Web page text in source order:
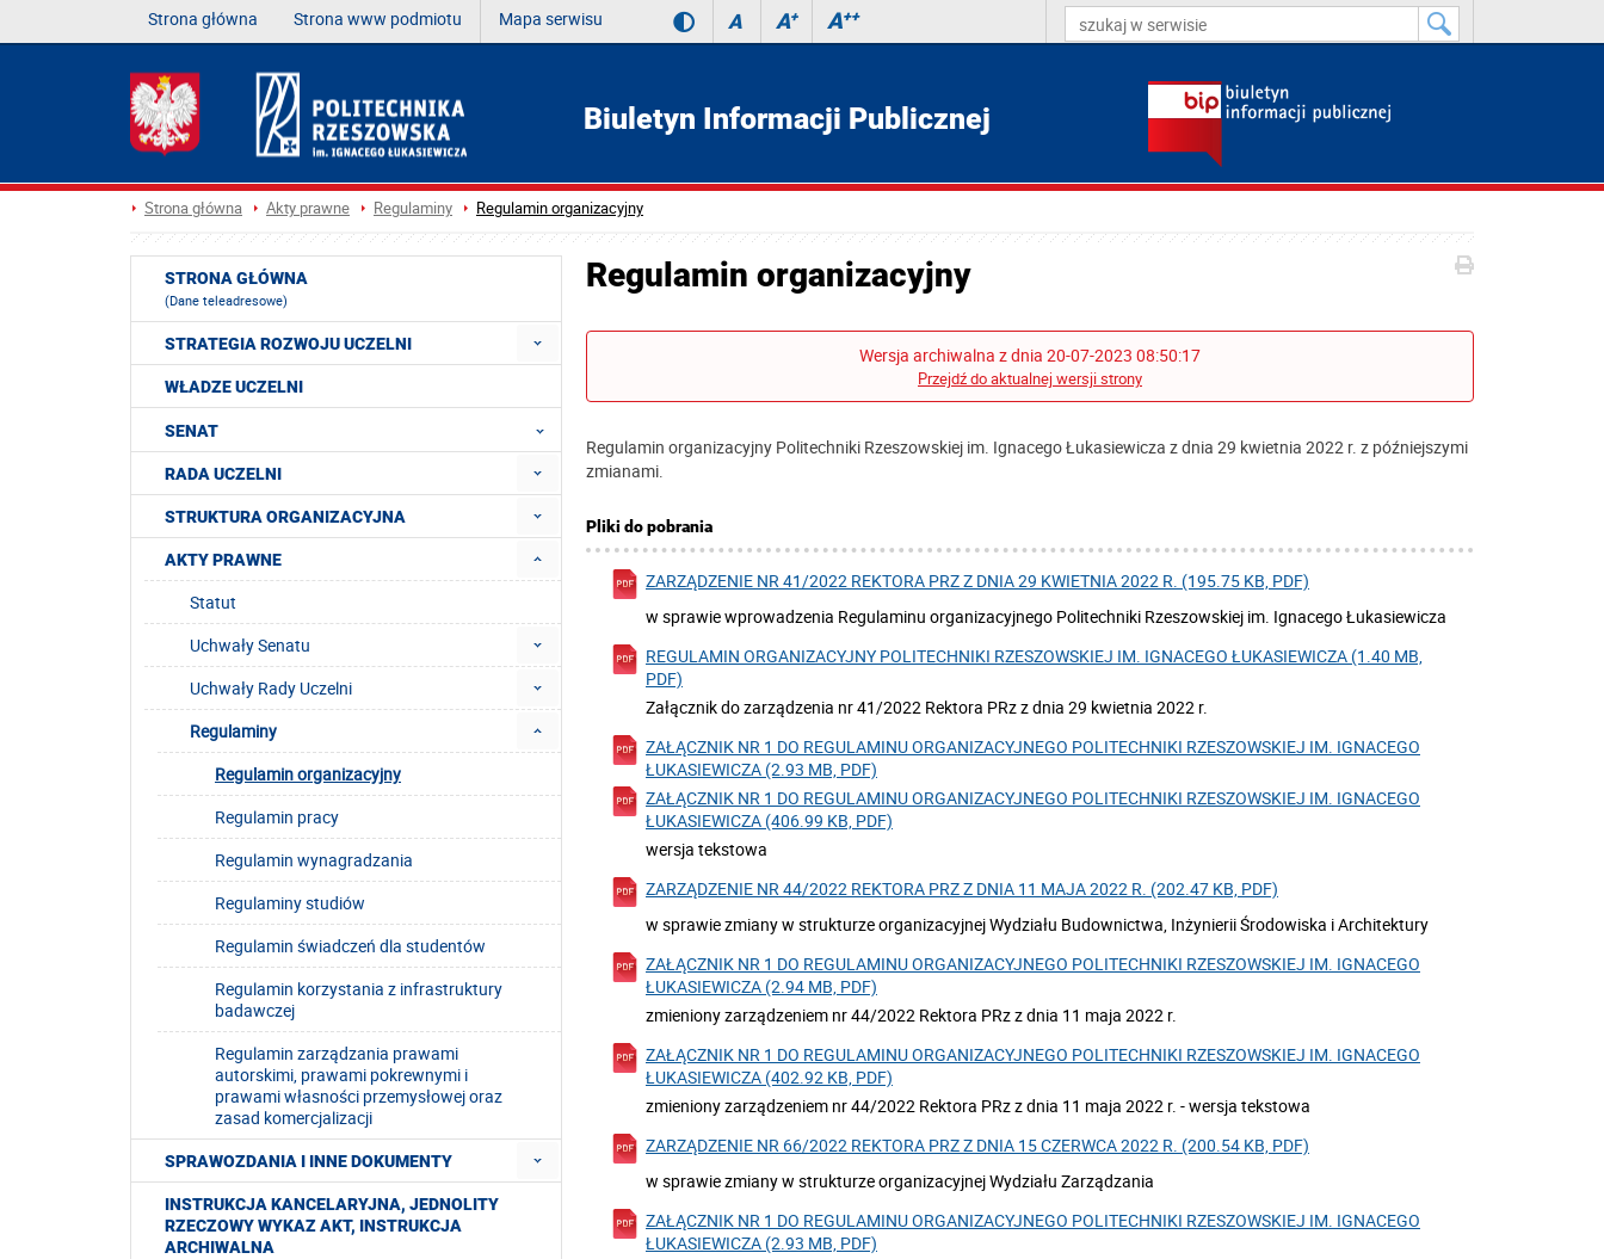
Strona główna Strona www podmiotu Mapa serwisu A A+ A++
Biuletyn Informacji Publicznej
Strona główna Akty prawne Regulaminy Regulamin organizacyjny
Regulamin organizacyjny
Wersja archiwalna z dnia 20-07-2023 08:50:17
Przejdź do aktualnej wersji strony
Regulamin organizacyjny Politechniki Rzeszowskiej im. Ignacego Łukasiewicza z dnia 29 kwietnia 2022 r. z późniejszymi
zmianami.
Pliki do pobrania
ZARZĄDZENIE NR 41/2022 REKTORA PRZ Z DNIA 29 KWIETNIA 2022 R. (195.75 KB, PDF)
w sprawie wprowadzenia Regulaminu organizacyjnego Politechniki Rzeszowskiej im. Ignacego Łukasiewicza
REGULAMIN ORGANIZACYJNY POLITECHNIKI RZESZOWSKIEJ IM. IGNACEGO ŁUKASIEWICZA (1.40 MB,
PDF)
Załącznik do zarządzenia nr 41/2022 Rektora PRz z dnia 29 kwietnia 2022 r.
ZAŁĄCZNIK NR 1 DO REGULAMINU ORGANIZACYJNEGO POLITECHNIKI RZESZOWSKIEJ IM. IGNACEGO
ŁUKASIEWICZA (2.93 MB, PDF)
ZAŁĄCZNIK NR 1 DO REGULAMINU ORGANIZACYJNEGO POLITECHNIKI RZESZOWSKIEJ IM. IGNACEGO
ŁUKASIEWICZA (406.99 KB, PDF)
wersja tekstowa
ZARZĄDZENIE NR 44/2022 REKTORA PRZ Z DNIA 11 MAJA 2022 R. (202.47 KB, PDF)
w sprawie zmiany w strukturze organizacyjnej Wydziału Budownictwa, Inżynierii Środowiska i Architektury
ZAŁĄCZNIK NR 1 DO REGULAMINU ORGANIZACYJNEGO POLITECHNIKI RZESZOWSKIEJ IM. IGNACEGO
ŁUKASIEWICZA (2.94 MB, PDF)
zmieniony zarządzeniem nr 44/2022 Rektora PRz z dnia 11 maja 2022 r.
ZAŁĄCZNIK NR 1 DO REGULAMINU ORGANIZACYJNEGO POLITECHNIKI RZESZOWSKIEJ IM. IGNACEGO
ŁUKASIEWICZA (402.92 KB, PDF)
zmieniony zarządzeniem nr 44/2022 Rektora PRz z dnia 11 maja 2022 r. - wersja tekstowa
ZARZĄDZENIE NR 66/2022 REKTORA PRZ Z DNIA 15 CZERWCA 2022 R. (200.54 KB, PDF)
w sprawie zmiany w strukturze organizacyjnej Wydziału Zarządzania
ZAŁĄCZNIK NR 1 DO REGULAMINU ORGANIZACYJNEGO POLITECHNIKI RZESZOWSKIEJ IM. IGNACEGO
ŁUKASIEWICZA (2.93 MB, PDF)
STRONA GŁÓWNA
(Dane teleadresowe)
STRATEGIA ROZWOJU UCZELNI
WŁADZE UCZELNI
SENAT
RADA UCZELNI
STRUKTURA ORGANIZACYJNA
AKTY PRAWNE
Statut
Uchwały Senatu
Uchwały Rady Uczelni
Regulaminy
Regulamin organizacyjny
Regulamin pracy
Regulamin wynagradzania
Regulaminy studiów
Regulamin świadczeń dla studentów
Regulamin korzystania z infrastruktury
badawczej
Regulamin zarządzania prawami
autorskimi, prawami pokrewnymi i
prawami własności przemysłowej oraz
zasad komercjalizacji
SPRAWOZDANIA I INNE DOKUMENTY
INSTRUKCJA KANCELARYJNA, JEDNOLITY
RZECZOWY WYKAZ AKT, INSTRUKCJA
ARCHIWALNA